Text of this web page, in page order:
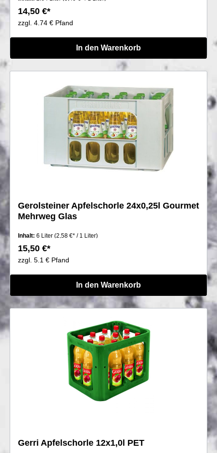
14,50 €*
zzgl. 4.74 € Pfand
In den Warenkorb
Gerolsteiner Apfelschorle 24x0,25l Gourmet
Mehrweg Glas
Inhalt: 6 Liter (2,58 €* / 1 Liter)
15,50 €*
zzgl. 5.1 € Pfand
In den Warenkorb
Gerri Apfelschorle 12x1,0l PET